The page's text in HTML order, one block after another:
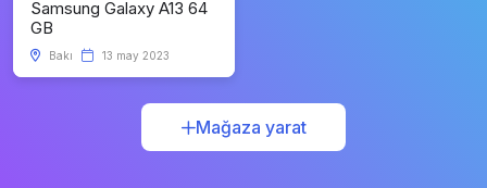
Samsung Galaxy A13 64
GB
Bakı 13 may 2023
Mağaza yarat